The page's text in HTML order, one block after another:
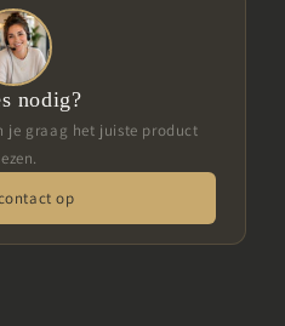
nodig?
je graag het juiste product
op